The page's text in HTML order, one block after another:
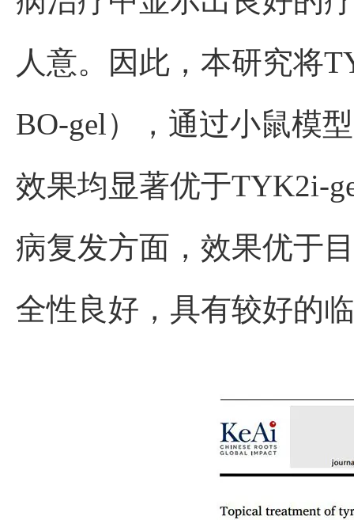
人意。因此，本研究将
BO-gel），通过小鼠模
效果均显著优于TYK2i-
病复发方面，效果优于
全性良好，具有较好的